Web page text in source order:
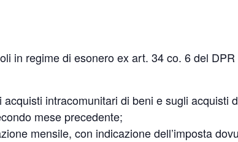
in regime di esonero ex art. 34 co. 6 del
acquisti intracomunitari di beni e sugli acquisti
mese precedente;
mensile, con indicazione dell’imposta